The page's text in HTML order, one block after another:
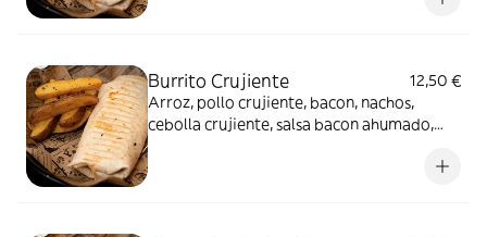
Burrito Crujiente
12,50 €
Arroz, pollo crujiente, bacon, nachos,
cebolla crujiente, salsa bacon ahumado,